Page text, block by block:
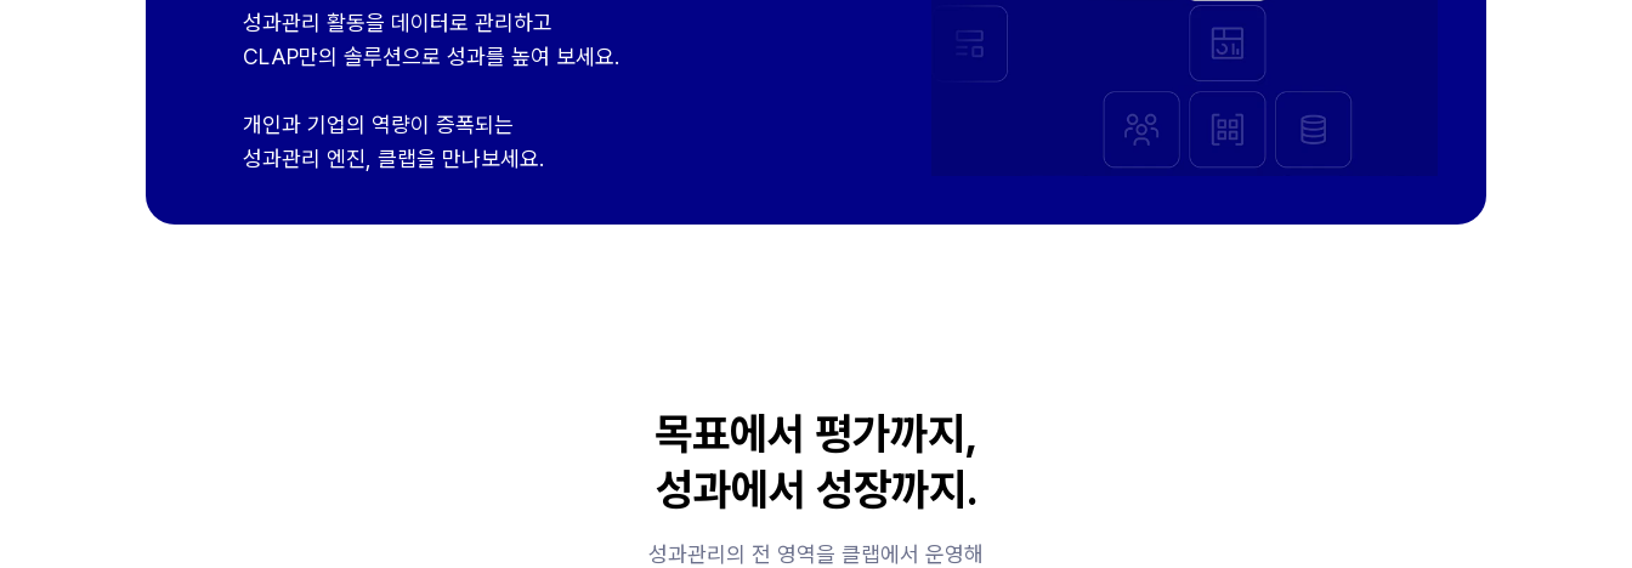
성과관리 활동을 데이터로 관리하고
CLAP만의 솔루션으로 성과를 높여 보세요.
개인과 기업의 역량이 증폭되는
성과관리 엔진, 클랩을 만나보세요.
목표에서 평가까지,
성과에서 성장까지.
성과관리의 전 영역을 클랩에서 운영해